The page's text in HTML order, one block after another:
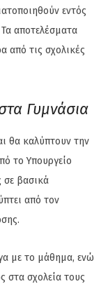
εντός
αποτελέσματα
από τις σχολικές
Γυμνάσια
θα καλύπτουν την
το Υπουργείο
σε βασικά
από τον
με το μάθημα, ενώ
στα σχολεία τους